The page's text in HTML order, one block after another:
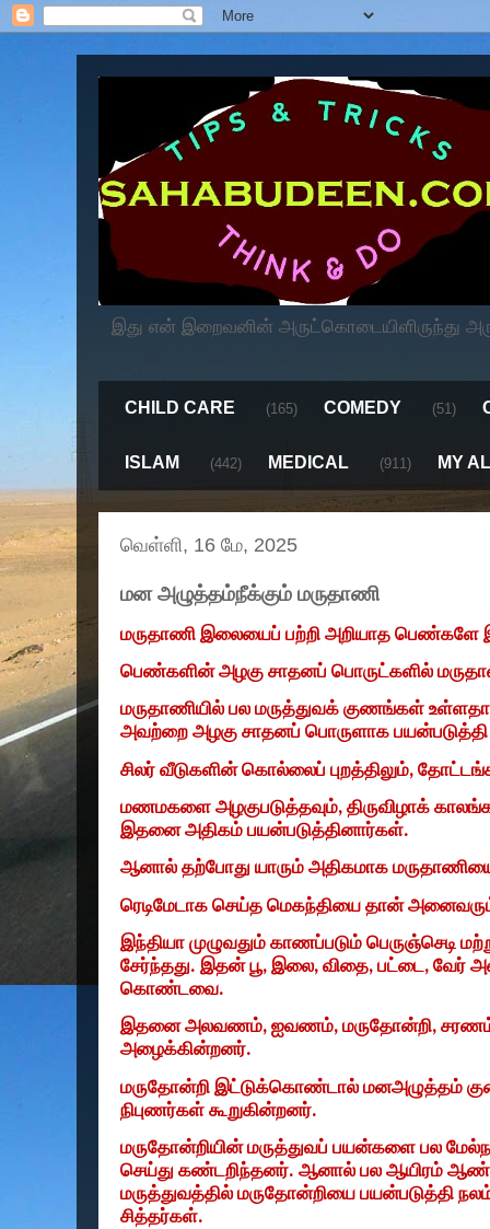
இது என் இறைவனின் அருட்கொடையிளிருந்து
CHILD CARE (165) COMEDY (51)
ISLAM (442) MEDICAL (911) MY
வெள்ளி, 16 மே, 2025
மன அழுத்தம்நீக்கும் மருதாணி
மருதாணி இலையைப் பற்றி அறியாத பெண்களே
பெண்களின் அழகு சாதனப் பொருட்களில்
மருதாணியில் பல மருத்துவக் குணங்கள்
அவற்றை அழகு சாதனப் பொருளாக
சிலர் வீடுகளின் கொல்லைப் புறத்திலும்,
மணமகளை அழகுபடுத்தவும், திருவிழாக்
இதனை அதிகம் பயன்படுத்தினார்கள்.
ஆனால் தற்போது யாரும் அதிகமாக
ரெடிமேடாக செய்த மெகந்தியை தான்
இந்தியா முழுவதும் காணப்படும் பெருஞ்செடி
சேர்ந்தது. இதன் பூ, இலை, விதை, பட்டை, வேர்
கொண்டவை.
இதனை அலவணம், ஐவணம், மருதோன்றி,
அழைக்கின்றனர்.
மருதோன்றி இட்டுக்கொண்டால் மனஅழுத்தம்
நிபுணர்கள் கூறுகின்றனர்.
மருதோன்றியின் மருத்துவப் பயன்களை பல
செய்து கண்டறிந்தனர். ஆனால் பல ஆயிரம்
மருத்துவத்தில் மருதோன்றியை பயன்படுத்தி
சித்தர்கள்.